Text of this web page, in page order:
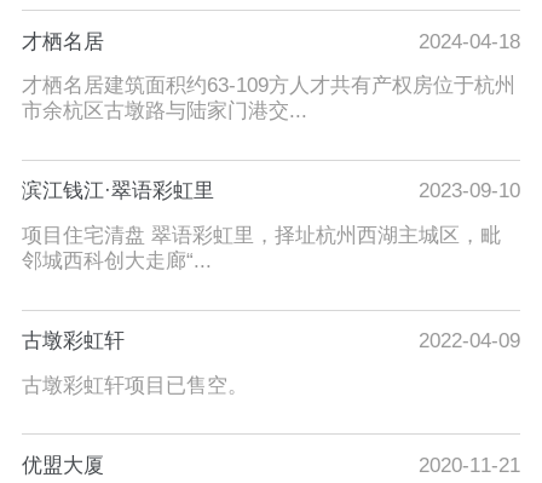
才栖名居
2024-04-18
才栖名居建筑面积约63-109方人才共有产权房位于杭州
市余杭区古墩路与陆家门港交...
滨江钱江·翠语彩虹里
2023-09-10
项目住宅清盘 翠语彩虹里，择址杭州西湖主城区，毗
邻城西科创大走廊“...
古墩彩虹轩
2022-04-09
古墩彩虹轩项目已售空。
优盟大厦 2020-11-21